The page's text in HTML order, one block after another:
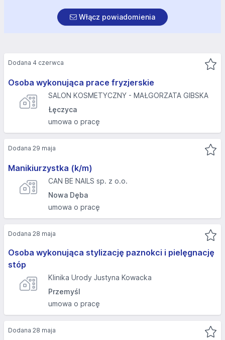
Włącz powiadomienia
Osoba wykonująca prace fryzjerskie
SALON KOSMETYCZNY - MAŁGORZATA GIBSKA
Łęczyca
umowa o pracę
Dodana 4 czerwca
Manikiurzystka (k/m)
CAN BE NAILS sp. z o.o.
Nowa Dęba
umowa o pracę
Dodana 29 maja
Osoba wykonująca stylizację paznokci i pielęgnację
stóp
Klinika Urody Justyna Kowacka
Przemyśl
umowa o pracę
Dodana 28 maja
Dodana 28 maja